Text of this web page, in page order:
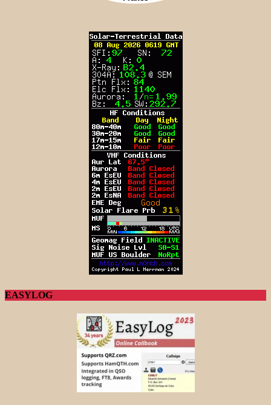
EASYLOG